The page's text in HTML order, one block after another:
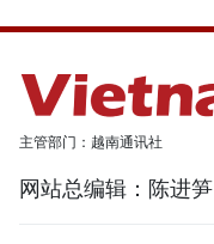
主管部门：越南通讯社
网站总编辑：陈进笋